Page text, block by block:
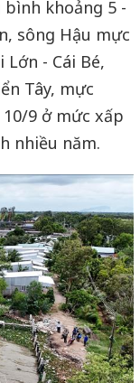
khoảng 5 -
sông Hậu mực
- Cái Bé,
Tây, mực
9 ở mức xấp
nhiều năm.